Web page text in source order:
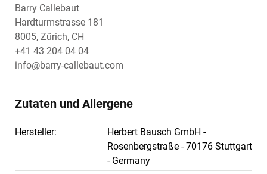
Barry Callebaut
Hardturmstrasse 181
8005, Zürich, CH
+41 43 204 04 04
info@barry-callebaut.com
Zutaten und Allergene
Hersteller:
Herbert Bausch GmbH -
Rosenbergstraße - 70176 Stuttgart
- Germany